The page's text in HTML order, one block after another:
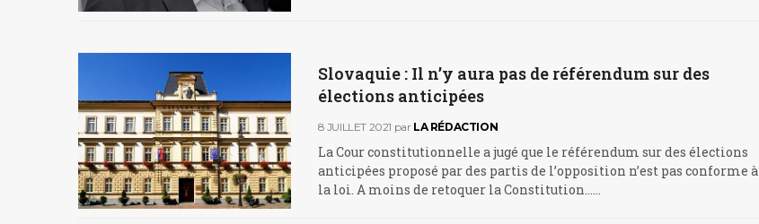
Slovaquie : Il n’y aura pas de référendum sur des
élections anticipées
8 JUILLET 2021 par LA RÉDACTION
La Cour constitutionnelle a jugé que le référendum sur des élections
anticipées proposé par des partis de l’opposition n’est pas conforme à
la loi. A moins de retoquer la Constitution……